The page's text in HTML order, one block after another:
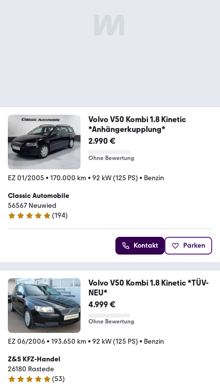
Volvo V50 Kombi 1.8 Kinetic
*Anhängerkupplung*
2.990 €
Ohne Bewertung
EZ 01/2005 • 170.000 km • 92 kW (125 PS) • Benzin
Classic Automobile
56567 Neuwied
4.9 Sterne
(194)
Kontakt Parken
Volvo V50 Kombi 1.8 Kinetic *TÜV-
NEU*
4.999 €
Ohne Bewertung
EZ 06/2006• 193.650 km • 92 kW (125 PS) • Benzin
Z&S KFZ-Handel
26180 Rastede
5 Sterne
(53)